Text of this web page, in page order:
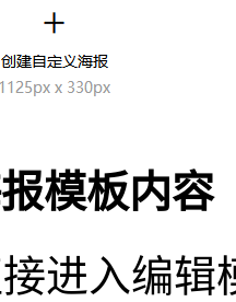
模板内容
进入编辑